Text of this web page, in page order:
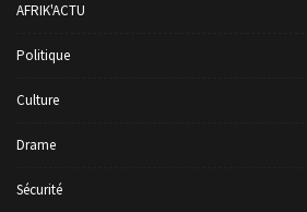
AFRIK'ACTU
Politique
Culture
Drame
Sécurité